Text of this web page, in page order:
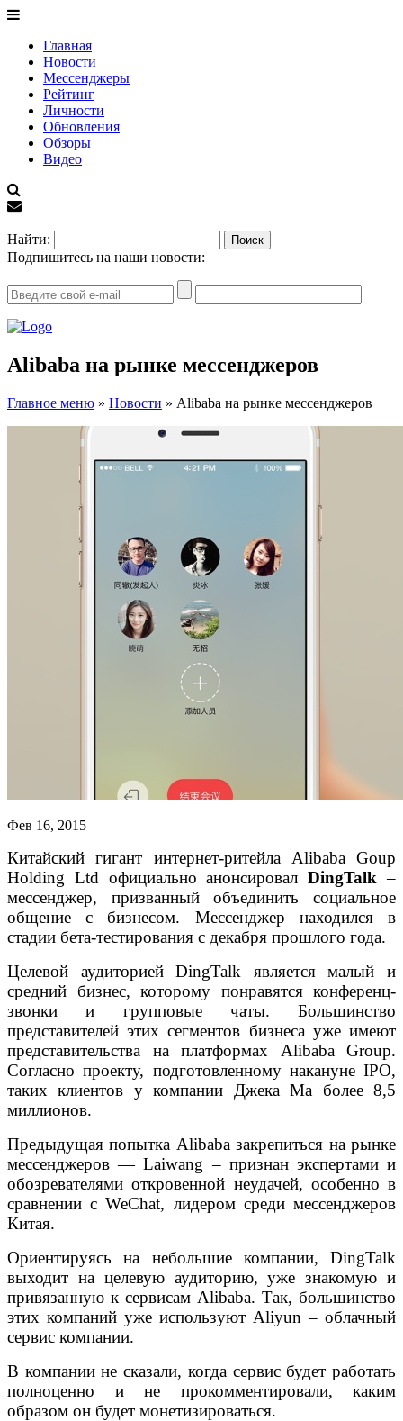
Главная
Новости
Мессенджеры
Рейтинг
Личности
Обновления
Обзоры
Видео
Найти:
Подпишитесь на наши новости:
Alibaba на рынке мессенджеров
Главное меню » Новости » Alibaba на рынке мессенджеров
Фев 16, 2015
Китайский гигант интернет-ритейла Alibaba Goup
Holding Ltd официально анонсировалDingTalk –
мессенджер, призванный объединить социальное
общение с бизнесом. Мессенджер находился в
стадии бета-тестирования с декабря прошлого года.
Целевой аудиториейDingTalk является малый и
средний бизнес, которому понравятся конференц-
звонки и групповые чаты. Большинство
представителей этих сегментов бизнеса уже имеют
представительства на платформах Alibaba Group.
Согласно проекту, подготовленному накануне IPO,
таких клиентов у компании Джека Ма более 8,5
миллионов.
Предыдущая попытка Alibaba закрепиться на рынке
мессенджеров —Laiwang – признан экспертами и
обозревателями откровенной неудачей, особенно в
сравнении сWeChat, лидером среди мессенджеров
Китая.
Ориентируясь на небольшие компании, DingTalk
выходит на целевую аудиторию, уже знакомую и
привязанную к сервисам Alibaba. Так, большинство
этих компаний уже используют Aliyun – облачный
сервис компании.
В компании не сказали, когда сервис будет работать
полноценно и не прокомментировали, каким
образом он будет монетизироваться.